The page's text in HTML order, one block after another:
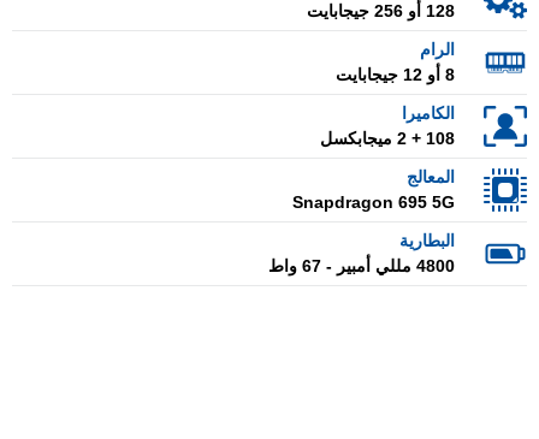
128 أو 256 جيجابايت
الرام
8 أو 12 جيجابايت
الكاميرا
108 + 2 ميجابكسل
المعالج
Snapdragon 695 5G
البطارية
4800 مللي أمبير - 67 واط